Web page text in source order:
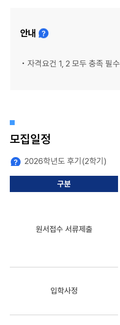
안내
자격요건 1, 2 모두 충족 필수
모집일정
2026학년도 후기(2학기)
구분
원서접수 서류제출
입학사정